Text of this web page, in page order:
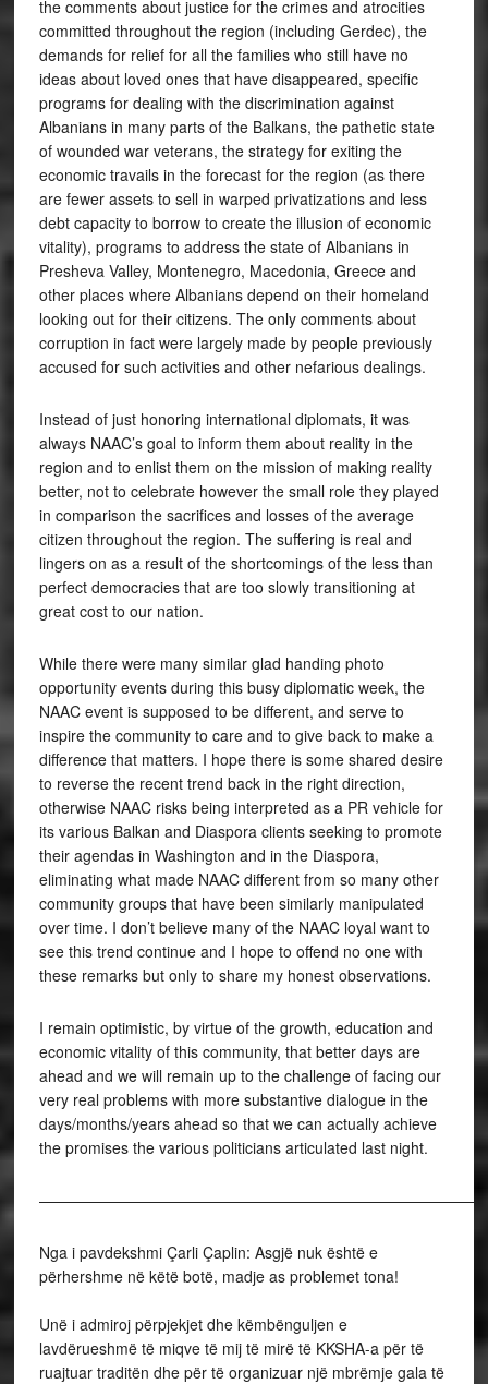
the comments about justice for the crimes and atrocities
committed throughout the region (including Gerdec), the
demands for relief for all the families who still have no
ideas about loved ones that have disappeared, specific
programs for dealing with the discrimination against
Albanians in many parts of the Balkans, the pathetic state
of wounded war veterans, the strategy for exiting the
economic travails in the forecast for the region (as there
are fewer assets to sell in warped privatizations and less
debt capacity to borrow to create the illusion of economic
vitality), programs to address the state of Albanians in
Presheva Valley, Montenegro, Macedonia, Greece and
other places where Albanians depend on their homeland
looking out for their citizens. The only comments about
corruption in fact were largely made by people previously
accused for such activities and other nefarious dealings.
Instead of just honoring international diplomats, it was
always NAAC’s goal to inform them about reality in the
region and to enlist them on the mission of making reality
better, not to celebrate however the small role they played
in comparison the sacrifices and losses of the average
citizen throughout the region. The suffering is real and
lingers on as a result of the shortcomings of the less than
perfect democracies that are too slowly transitioning at
great cost to our nation.
While there were many similar glad handing photo
opportunity events during this busy diplomatic week, the
NAAC event is supposed to be different, and serve to
inspire the community to care and to give back to make a
difference that matters. I hope there is some shared desire
to reverse the recent trend back in the right direction,
otherwise NAAC risks being interpreted as a PR vehicle for
its various Balkan and Diaspora clients seeking to promote
their agendas in Washington and in the Diaspora,
eliminating what made NAAC different from so many other
community groups that have been similarly manipulated
over time. I don’t believe many of the NAAC loyal want to
see this trend continue and I hope to offend no one with
these remarks but only to share my honest observations.
I remain optimistic, by virtue of the growth, education and
economic vitality of this community, that better days are
ahead and we will remain up to the challenge of facing our
very real problems with more substantive dialogue in the
days/months/years ahead so that we can actually achieve
the promises the various politicians articulated last night.
Nga i pavdekshmi Çarli Çaplin: Asgjë nuk është e
përhershme në këtë botë, madje as problemet tona!
Unë i admiroj përpjekjet dhe këmbënguljen e
lavdërueshmë të miqve të mij të mirë të KKSHA-a për të
ruajtuar traditën dhe për të organizuar një mbrëmje gala të